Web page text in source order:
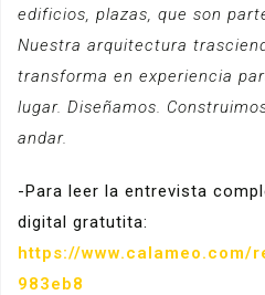
edificios, plazas, que son
Nuestra arquitectura
transforma en experiencia
lugar. Diseñamos.
andar.
-Para leer la entrevista
digital gratutita:
https://www.calameo.com/
983eb8